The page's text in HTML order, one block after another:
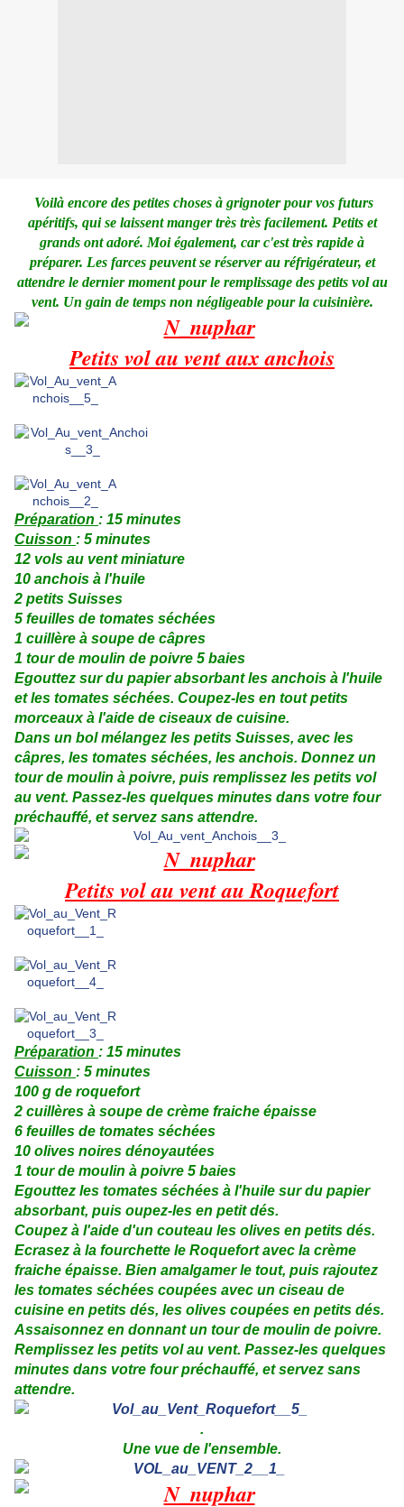
Voilà encore des petites choses à grignoter pour vos futurs
apéritifs, qui se laissent manger très très facilement. Petits et
grands ont adoré. Moi également, car c'est très rapide à
préparer. Les farces peuvent se réserver au réfrigérateur, et
attendre le dernier moment pour le remplissage des petits vol au
vent. Un gain de temps non négligeable pour la cuisinière.
Petits vol au vent aux anchois
Préparation : 15 minutes
Cuisson : 5 minutes
12 vols au vent miniature
10 anchois à l'huile
2 petits Suisses
5 feuilles de tomates séchées
1 cuillère à soupe de câpres
1 tour de moulin de poivre 5 baies
Egouttez sur du papier absorbant les anchois à l'huile
et les tomates séchées. Coupez-les en tout petits
morceaux à l'aide de ciseaux de cuisine.
Dans un bol mélangez les petits Suisses, avec les
câpres, les tomates séchées, les anchois. Donnez un
tour de moulin à poivre, puis remplissez les petits vol
au vent. Passez-les quelques minutes dans votre four
préchauffé, et servez sans attendre.
Petits vol au vent au Roquefort
Préparation : 15 minutes
Cuisson : 5 minutes
100 g de roquefort
2 cuillères à soupe de crème fraiche épaisse
6 feuilles de tomates séchées
10 olives noires dénoyautées
1 tour de moulin à poivre 5 baies
Egouttez les tomates séchées à l'huile sur du papier
absorbant, puis oupez-les en petit dés.
Coupez à l'aide d'un couteau les olives en petits dés.
Ecrasez à la fourchette le Roquefort avec la crème
fraiche épaisse. Bien amalgamer le tout, puis rajoutez
les tomates séchées coupées avec un ciseau de
cuisine en petits dés, les olives coupées en petits dés.
Assaisonnez en donnant un tour de moulin de poivre.
Remplissez les petits vol au vent. Passez-les quelques
minutes dans votre four préchauffé, et servez sans
attendre.
.
Une vue de l'ensemble.